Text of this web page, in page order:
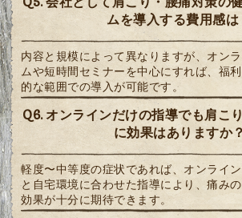
ムを導入する費用感は
内容と規模によって異なりますが、オン
ムや短時間セミナーを中心にすれば、福
的な範囲での導入が可能です。
Q6. オンラインだけの指導でも肩こ
に効果はありますか？
軽度〜中等度の症状であれば、オンライ
と自宅環境に合わせた指導により、痛み
効果が十分に期待できます。